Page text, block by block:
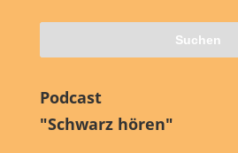
Podcast
"Schwarz hören"